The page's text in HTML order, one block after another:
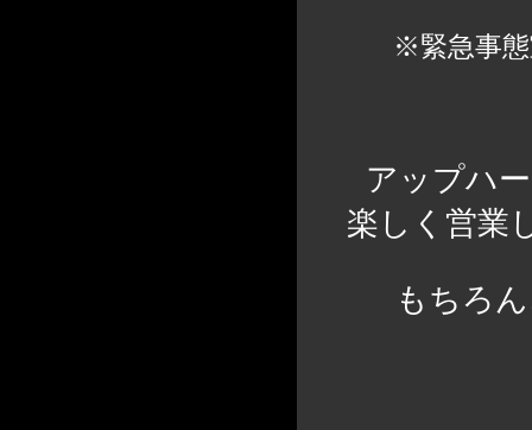
※緊急事
アップハ
楽しく営業
もちろ